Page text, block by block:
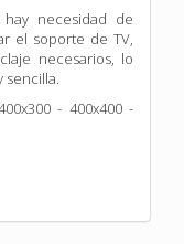
necesidad de
el soporte de TV,
necesarios, lo
sencilla.
- 400x400 -